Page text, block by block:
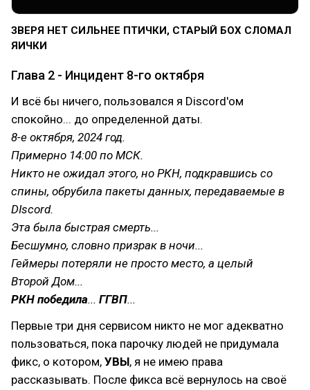
ЗВЕРЯ НЕТ СИЛЬНЕЕ ПТИЧКИ, СТАРЫЙ БОХ СЛОМАЛ
ЯИЧКИ
Глава 2 - Инцидент 8-го октября
И всё бы ничего, пользовался я Discord'ом
спокойно... до определенной даты.
8-е октября, 2024 год.
Примерно 14:00 по МСК.
Никто не ожидал этого, но РКН, подкравшись со
спины, обрубила пакеты данных, передаваемые в
DIscord.
Эта была быстрая смерть...
Бесшумно, словно призрак в ночи...
Геймеры потеряли не просто место, а целый
Второй Дом...
РКН победила... ГГВП...
Первые три дня сервисом никто не мог адекватно
пользоваться, пока парочку людей не придумала
фикс, о котором, УВЫ, я не имею права
рассказывать. После фикса всё вернулось на своё